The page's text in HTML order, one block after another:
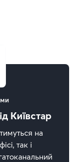
Київстар
на
так і